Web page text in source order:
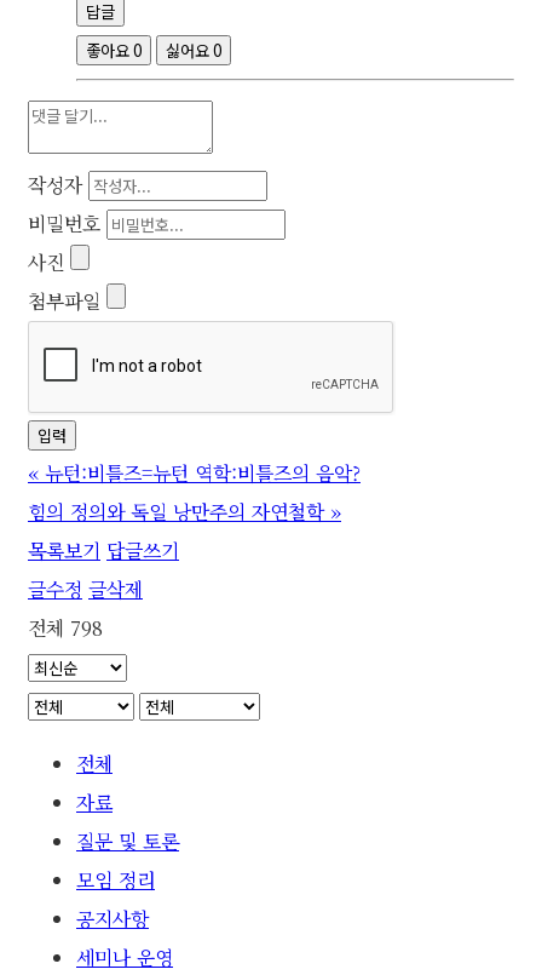
답글
좋아요0 싫어요0
작성자
비밀번호
사진
첨부파일
« 뉴턴:비틀즈=뉴턴 역학:비틀즈의 음악?
힘의 정의와 독일 낭만주의 자연철학 »
목록보기 답글쓰기
글수정 글삭제
전체 798
전체
자료
질문 및 토론
모임 정리
공지사항
세미나 운영